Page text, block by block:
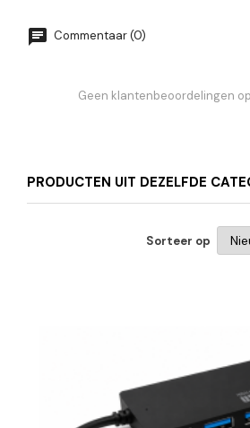
Commentaar (0)
Geen klantenbeoordelingen
PRODUCTEN UIT DEZELFDE
Sorteer op